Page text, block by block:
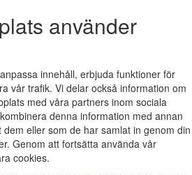
använder
innehåll, erbjuda funktioner för
vår trafik. Vi delar också information om
med våra partners inom sociala
denna information med annan
eller som de har samlat in genom din
Genom att fortsätta använda vår
cookies.